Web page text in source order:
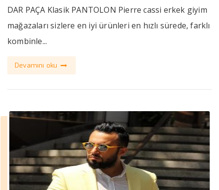
DAR PAÇA Klasik PANTOLON Pierre cassi erkek giyim
mağazaları sizlere en iyi ürünleri en hızlı sürede, farklı
kombinle...
Devamını oku